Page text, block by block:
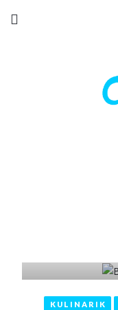
KULINARIK